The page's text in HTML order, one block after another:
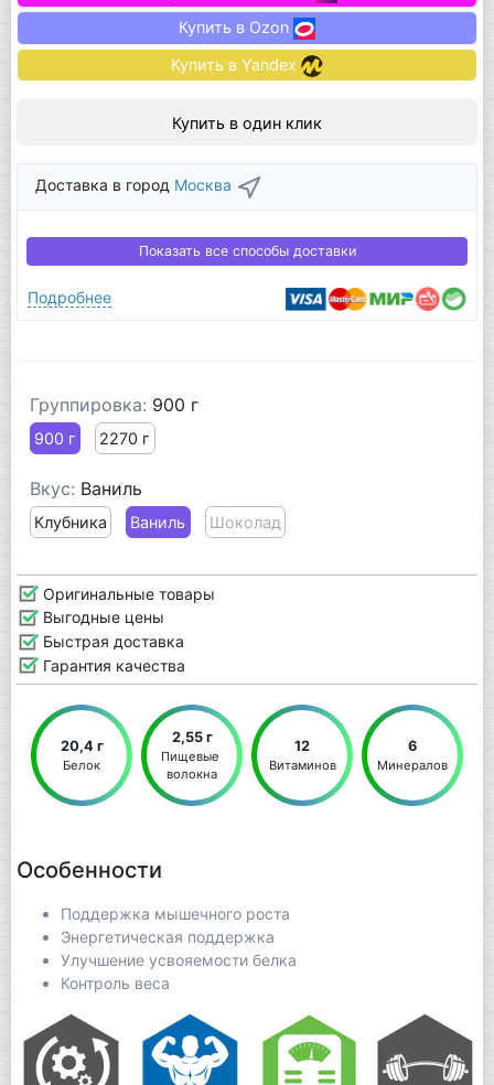
Купить в Ozon
Купить в Yandex
Купить в один клик
Доставка в город Москва
Показать все способы доставки
Подробнее
Группировка: 900 г
900 г 2270 г
Вкус: Ваниль
Клубника Ваниль Шоколад
Оригинальные товары
Выгодные цены
Быстрая доставка
Гарантия качества
20,4 г
Белок
2,55 г
Пищевые
волокна
12
Витаминов
6
Минералов
Особенности
Поддержка мышечного роста
Энергетическая поддержка
Улучшение усвояемости белка
Контроль веса